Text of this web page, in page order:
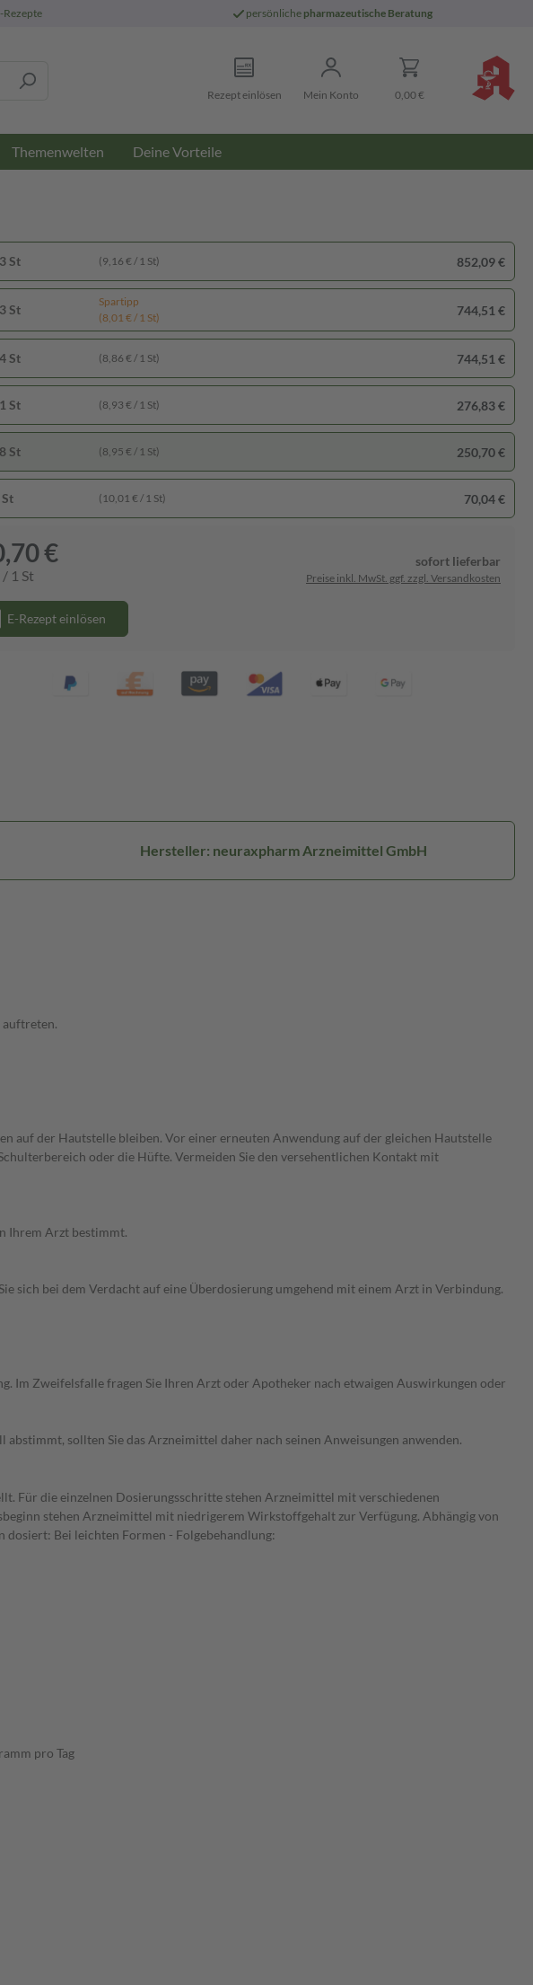
Rezepte persönliche pharmazeutische Beratung
Rezept einlösen Mein Konto 0,00 €
Themenwelten Deine Vorteile
St (9,16 € / 1 St) 852,09 €
St
Spartipp
(8,01 € / 1 St)
744,51 €
St (8,86 € / 1 St) 744,51 €
St (8,93 € / 1 St) 276,83 €
St (8,95 € / 1 St) 250,70 €
St (10,01 € / 1 St) 70,04 €
€
1 St
sofort lieferbar
Preise inkl. MwSt. ggf. zzgl. Versandkosten
E-Rezept einlösen
Hersteller: neuraxpharm Arzneimittel GmbH
auftreten.
auf der Hautstelle bleiben. Vor einer erneuten Anwendung auf der gleichen Hautstelle
oder die Hüfte. Vermeiden Sie den versehentlichen Kontakt mit
Ihrem Arzt bestimmt.
sich bei dem Verdacht auf eine Überdosierung umgehend mit einem Arzt in Verbindung.
Im Zweifelsfalle fragen Sie Ihren Arzt oder Apotheker nach etwaigen Auswirkungen oder
sollten Sie das Arzneimittel daher nach seinen Anweisungen anwenden.
Für die einzelnen Dosierungsschritte stehen Arzneimittel mit verschiedenen
stehen Arzneimittel mit niedrigerem Wirkstoffgehalt zur Verfügung. Abhängig von
Bei leichten Formen - Folgebehandlung:
pro Tag